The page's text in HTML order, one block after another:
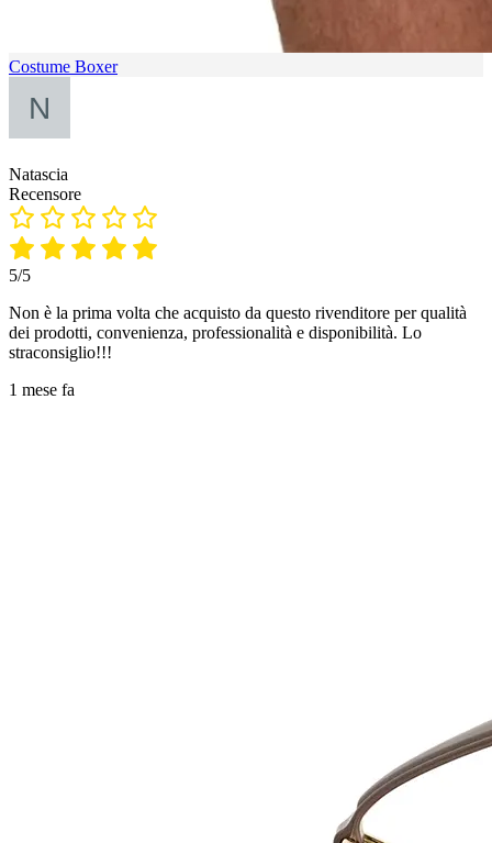
Costume Boxer
Natascia
Recensore
5/5
Non è la prima volta che acquisto da questo rivenditore per qualità
dei prodotti, convenienza, professionalità e disponibilità. Lo
straconsiglio!!!
1 mese fa